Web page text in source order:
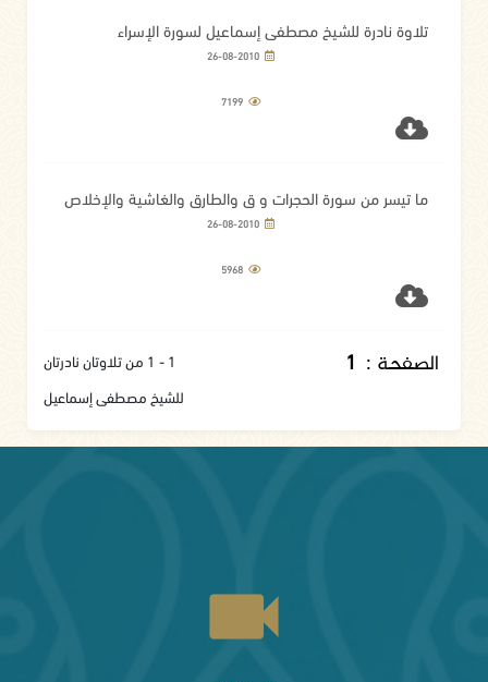
تلاوة نادرة للشيخ مصطفى إسماعيل لسورة الإسراء
26-08-2010
7199
ما تيسر من سورة الحجرات و ق والطارق والغاشية والإخلاص
26-08-2010
5968
الصفحة : 1
1 - 1 من تلاوتان نادرتان
للشيخ مصطفى إسماعيل